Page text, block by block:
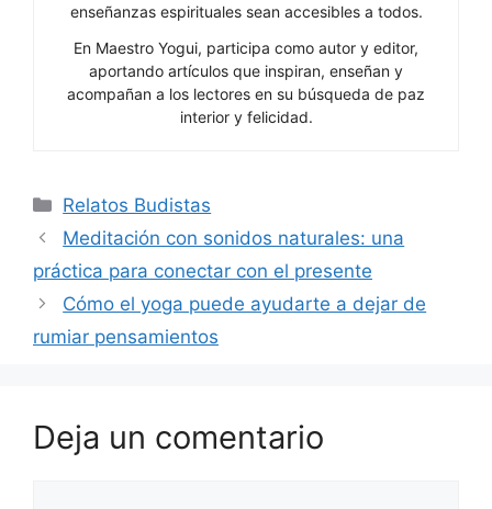
enseñanzas espirituales sean accesibles a todos.
En Maestro Yogui, participa como autor y editor,
aportando artículos que inspiran, enseñan y
acompañan a los lectores en su búsqueda de paz
interior y felicidad.
Categorías
Relatos Budistas
Meditación con sonidos naturales: una
práctica para conectar con el presente
Cómo el yoga puede ayudarte a dejar de
rumiar pensamientos
Deja un comentario